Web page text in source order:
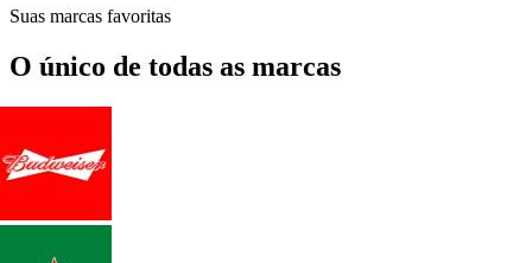
Suas marcas favoritas
O único de todas as marcas